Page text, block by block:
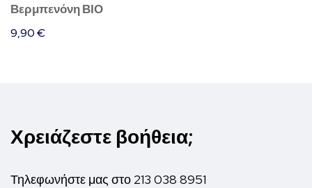
Βερμπενόνη ΒΙΟ
9,90€
Χρειάζεστε βοήθεια;
Τηλεφωνήστε μας στο 213 038 8951